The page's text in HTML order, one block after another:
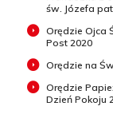
św. Józefa
Orędzie Ojca
Post 2020
Orędzie na
Orędzie
Dzień Pokoju